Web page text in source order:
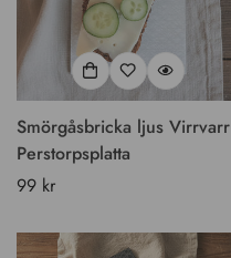
Smörgåsbricka ljus Virrvarr
Perstorpsplatta
Vanligt
99 kr